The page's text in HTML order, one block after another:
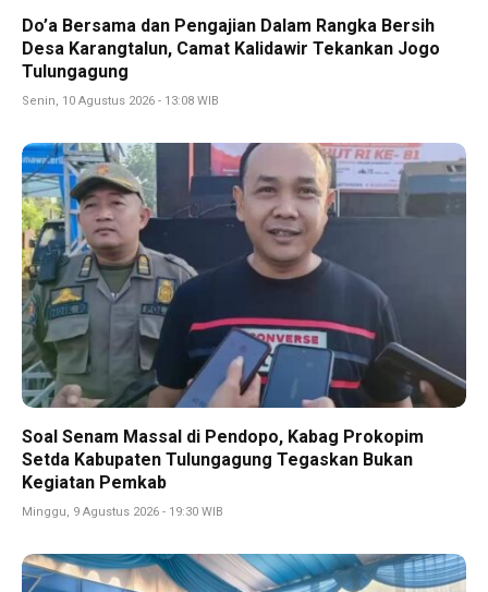
Do’a Bersama dan Pengajian Dalam Rangka Bersih
Desa Karangtalun, Camat Kalidawir Tekankan Jogo
Tulungagung
Senin, 10 Agustus 2026 - 13:08 WIB
Soal Senam Massal di Pendopo, Kabag Prokopim
Setda Kabupaten Tulungagung Tegaskan Bukan
Kegiatan Pemkab
Minggu, 9 Agustus 2026 - 19:30 WIB